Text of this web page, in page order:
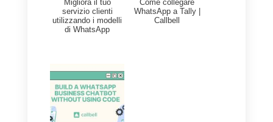
4.° step
il nome del bot e il modello
scelto, anche qui avremo due